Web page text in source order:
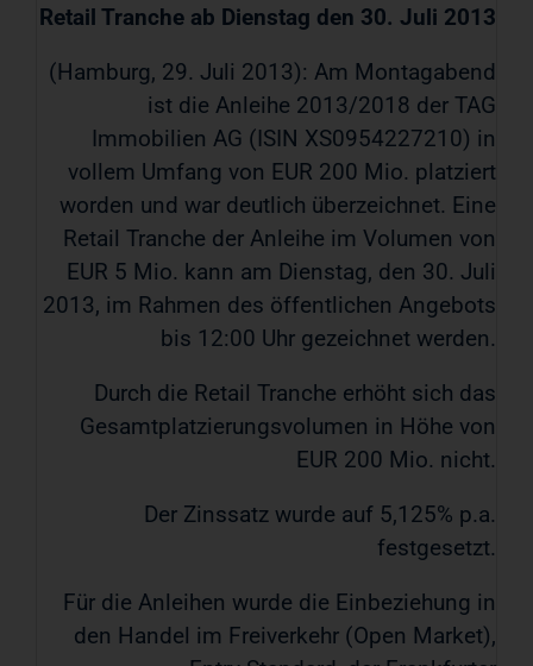
Retail Tranche ab Dienstag den 30. Juli 2013
(Hamburg, 29. Juli 2013): Am Montagabend
ist die Anleihe 2013/2018 der TAG
Immobilien AG (ISIN XS0954227210) in
vollem Umfang von EUR 200 Mio. platziert
worden und war deutlich überzeichnet. Eine
Retail Tranche der Anleihe im Volumen von
EUR 5 Mio. kann am Dienstag, den 30. Juli
2013, im Rahmen des öffentlichen Angebots
bis 12:00 Uhr gezeichnet werden.
Durch die Retail Tranche erhöht sich das
Gesamtplatzierungsvolumen in Höhe von
EUR 200 Mio. nicht.
Der Zinssatz wurde auf 5,125% p.a.
festgesetzt.
Für die Anleihen wurde die Einbeziehung in
den Handel im Freiverkehr (Open Market),